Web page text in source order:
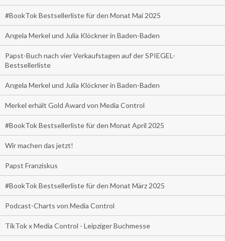
#BookTok Bestsellerliste für den Monat Mai 2025
Angela Merkel und Julia Klöckner in Baden-Baden
Papst-Buch nach vier Verkaufstagen auf der SPIEGEL-
Bestsellerliste
Angela Merkel und Julia Klöckner in Baden-Baden
Merkel erhält Gold Award von Media Control
#BookTok Bestsellerliste für den Monat April 2025
Wir machen das jetzt!
Papst Franziskus
#BookTok Bestsellerliste für den Monat März 2025
Podcast-Charts von Media Control
TikTok x Media Control - Leipziger Buchmesse